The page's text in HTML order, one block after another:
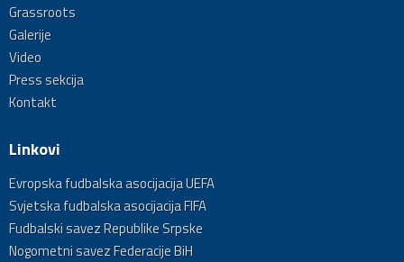
Grassroots
Galerije
Video
Press sekcija
Kontakt
Linkovi
Evropska fudbalska asocijacija UEFA
Svjetska fudbalska asocijacija FIFA
Fudbalski savez Republike Srpske
Nogometni savez Federacije BiH